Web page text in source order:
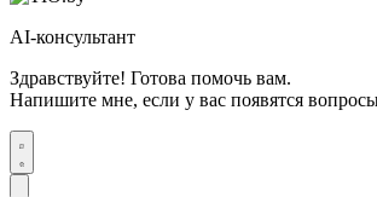
AI-консультант
Здравствуйте! Готова помочь вам.
Напишите мне, если у вас появятся